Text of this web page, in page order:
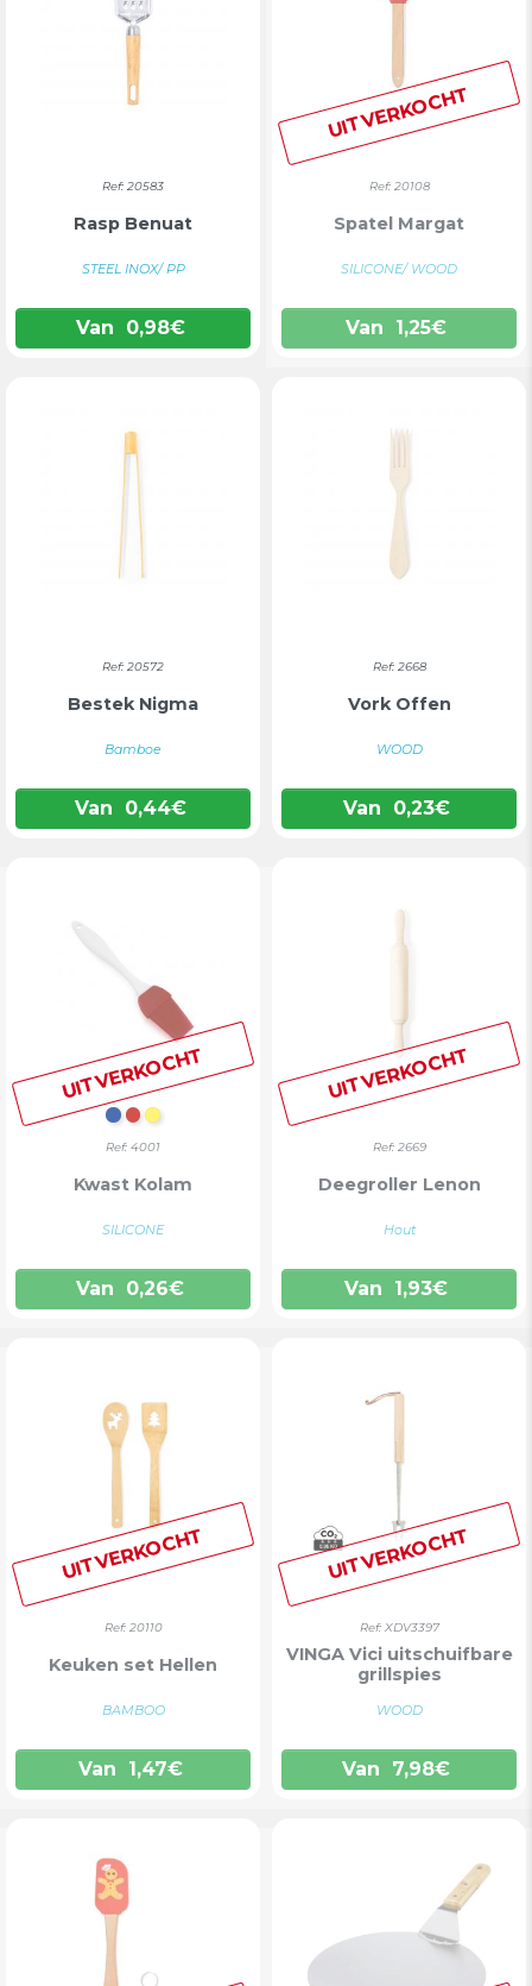
Ref: 20583
Rasp Benuat
STEEL INOX/ PP
Van 0,98€
UITVERKOCHT
Ref: 20108
Spatel Margat
SILICONE/ WOOD
Van 1,25€
Ref: 20572
Bestek Nigma
Bamboe
Van 0,44€
Ref: 2668
Vork Offen
WOOD
Van 0,23€
UITVERKOCHT
BLAUW
ROOD
GEEL
Ref: 4001
Kwast Kolam
SILICONE
Van 0,26€
UITVERKOCHT
Ref: 2669
Deegroller Lenon
Hout
Van 1,93€
UITVERKOCHT
Ref: 20110
Keuken set Hellen
BAMBOO
Van 1,47€
UITVERKOCHT
Ref: XDV3397
VINGA Vici uitschuifbare
grillspies
WOOD
Van 7,98€